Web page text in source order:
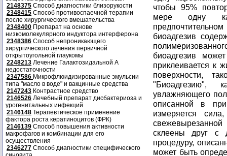
2148375 Способ диагностики близорукости
2348415 Способ противоспаечной терапии
после хирургического вмешательства
2348400 Препарат на основе
низкомолекулярного индуктора интерферона
2348386 Способ непроникающего
хирургического лечения первичной
открытоугольной глаукомы
2248213 Лечение Галактозидальной А
недостаточности
2347586 Микрофлюидизированные эмульсии
типа "масло в воде" и вакцинные средства
2147243 Контрастное средство
2146526 Лечебный препарат дисбактериоза и
урогенитальных инфекций
2146148 Терапевтическое применение
фактора роста кератиноцитов (ФРК)
2146139 Способ повышения активности
макрофагов и комбинации для его
осуществления
2346277 Способ диагностики специфического